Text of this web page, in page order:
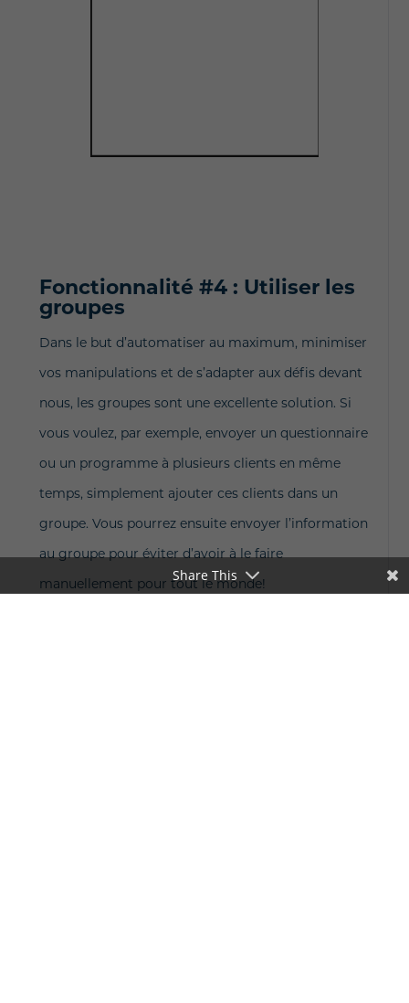
Fonctionnalité #4 : Utiliser les
groupes
Dans le but d’automatiser au maximum, minimiser
vos manipulations et de s’adapter aux défis devant
nous, les groupes sont une excellente solution. Si
vous voulez, par exemple, envoyer un questionnaire
ou un programme à plusieurs clients en même
temps, simplement ajouter ces clients dans un
groupe. Vous pourrez ensuite envoyer l’information
au groupe pour éviter d’avoir à le faire
manuellement pour tout le monde!
Share This